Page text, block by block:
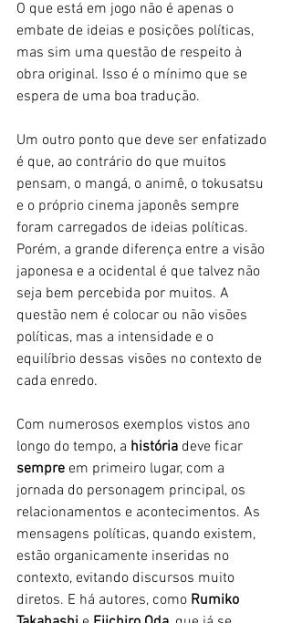
O que está em jogo não é apenas o
embate de ideias e posições políticas,
mas sim uma questão de respeito à
obra original. Isso é o mínimo que se
espera de uma boa tradução.
Um outro ponto que deve ser enfatizado
é que, ao contrário do que muitos
pensam, o mangá, o animê, o tokusatsu
e o próprio cinema japonês sempre
foram carregados de ideias políticas.
Porém, a grande diferença entre a visão
japonesa e a ocidental é que talvez não
seja bem percebida por muitos. A
questão nem é colocar ou não visões
políticas, mas a intensidade e o
equilíbrio dessas visões no contexto de
cada enredo.
Com numerosos exemplos vistos ano
longo do tempo, a história deve ficar
sempre em primeiro lugar, com a
jornada do personagem principal, os
relacionamentos e acontecimentos. As
mensagens políticas, quando existem,
estão organicamente inseridas no
contexto, evitando discursos muito
diretos. E há autores, como Rumiko